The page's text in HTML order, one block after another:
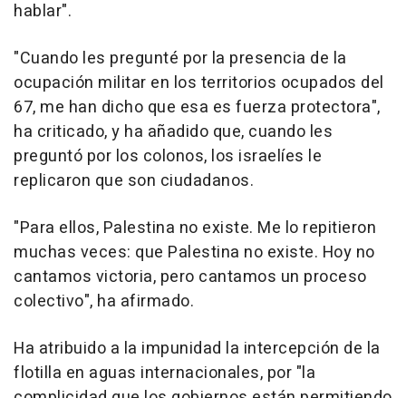
hablar".
"Cuando les pregunté por la presencia de la
ocupación militar en los territorios ocupados del
67, me han dicho que esa es fuerza protectora",
ha criticado, y ha añadido que, cuando les
preguntó por los colonos, los israelíes le
replicaron que son ciudadanos.
"Para ellos, Palestina no existe. Me lo repitieron
muchas veces: que Palestina no existe. Hoy no
cantamos victoria, pero cantamos un proceso
colectivo", ha afirmado.
Ha atribuido a la impunidad la intercepción de la
flotilla en aguas internacionales, por "la